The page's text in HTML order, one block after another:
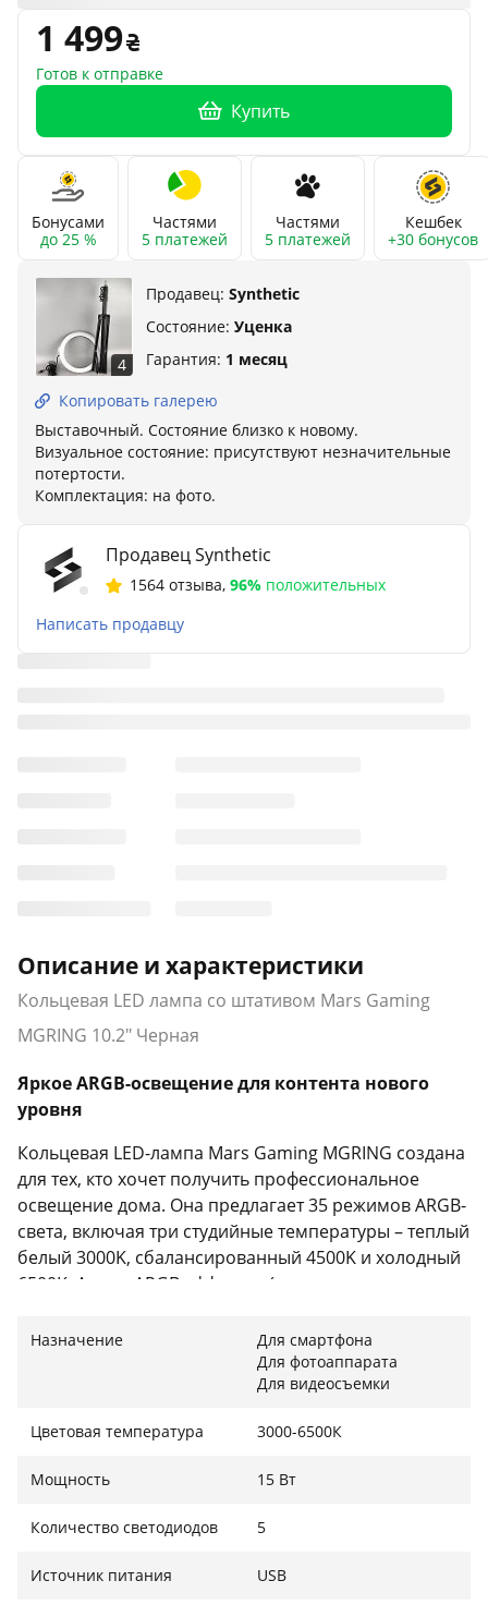
1 499
Готов к отправке
Купить
Бонусами
до 25 %
Частями
5 платежей
Частями
5 платежей
Кешбек
+30 бонусов
4
Продавец: Synthetic
Состояние: Уценка
Гарантия: 1 месяц
Копировать галерею
Выставочный. Состояние близко к новому.
Визуальное состояние: присутствуют незначительные
потертости.
Комплектация: на фото.
Продавец Synthetic
1564 отзыва, 96% положительных
Написать продавцу
Описание и характеристики
Кольцевая LED лампа со штативом Mars Gaming
MGRING 10.2" Черная
Яркое ARGB-освещение для контента нового
уровня
Кольцевая LED-лампа Mars Gaming MGRING создана
для тех, кто хочет получить профессиональное
освещение дома. Она предлагает 35 режимов ARGB-
света, включая три студийные температуры – теплый
белый 3000K, сбалансированный 4500K и холодный
6500K. А пять ARGB-эффектов (статические, радуга,
стримов, видеозаписей или атмосферы в комнате.
Профессиональное качество света
световому потоку 1200 лм и высокой цветопередаче
CRI >90, лампа обеспечивает естественный и мягкий
свет для фото и видео. Полупрозрачный
рассеиватель равномерно распределяет свет и
Назначение
Для смартфона
Для фотоаппарата
Для видеосъемки
Цветовая температура 3000-6500К
Мощность 15 Вт
Количество светодиодов 5
Источник питания USB